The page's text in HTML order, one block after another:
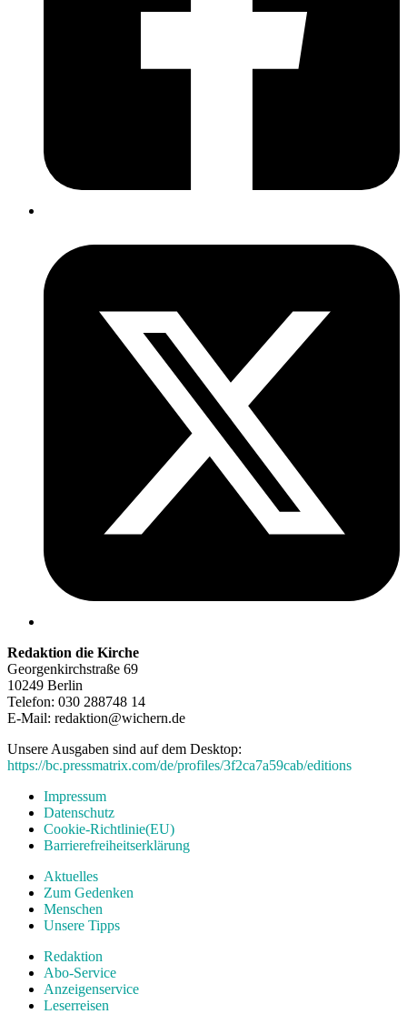
Redaktion die Kirche
Georgenkirchstraße 69
10249 Berlin
Telefon: 030 288748 14
E-Mail: redaktion@wichern.de
Unsere Ausgaben sind auf dem Desktop:
https://bc.pressmatrix.com/de/profiles/3f2ca7a59cab/editions
Impressum
Datenschutz
Cookie-Richtlinie(EU)
Barrierefreiheitserklärung
Aktuelles
Zum Gedenken
Menschen
Unsere Tipps
Redaktion
Abo-Service
Anzeigenservice
Leserreisen